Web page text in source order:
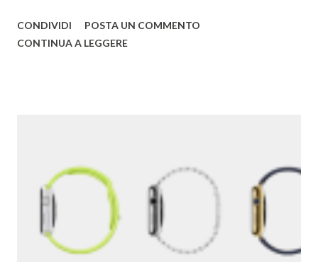
all'università. Una pagina del fratello maggiore di Google è
pagina del primo Google è qui . 2) Google ha acquisito una
media di un'azienda a settimana dal 2010 . 3) Il primo
Doodle fu dedicato al festival Burning Man nel 1998. Brin e
Page lo usarono per avvertire gli utenti che per quel
weekend non erano in ufficio. 4) Il primo chef assunto ...
CONDIVIDI
POSTA UN COMMENTO
CONTINUA A LEGGERE